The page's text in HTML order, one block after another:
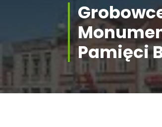
Pamięci